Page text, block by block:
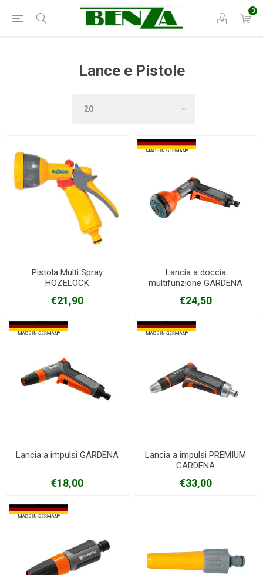
0
Lance e Pistole
Pistola Multi Spray
HOZELOCK
€21,90
Lancia a doccia
multifunzione GARDENA
€24,50
Lancia a impulsi GARDENA
€18,00
Lancia a impulsi PREMIUM
GARDENA
€33,00